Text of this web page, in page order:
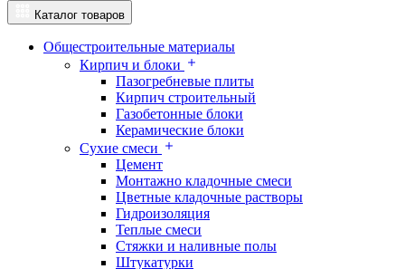
Каталог товаров
Общестроительные материалы
Кирпич и блоки
Пазогребневые плиты
Кирпич строительный
Газобетонные блоки
Керамические блоки
Сухие смеси
Цемент
Монтажно кладочные смеси
Цветные кладочные растворы
Гидроизоляция
Теплые смеси
Стяжки и наливные полы
Штукатурки